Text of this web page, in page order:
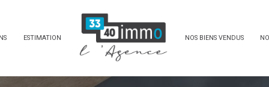
ESTIMATION NOS BIENS VENDUS